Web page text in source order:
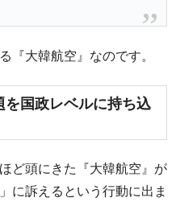
ンズ」とは？
馬GI競走で勝利騎手がもら
鳴かず飛ばずに終わりそう
『大韓航空』なのです。
を国政レベルに持ち込
ど頭にきた『大韓航空』が
」に訴えるという行動に出ま